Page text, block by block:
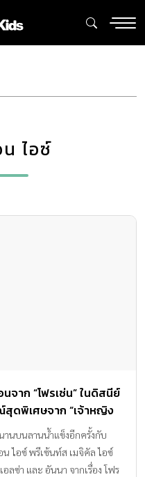
ไอซ์
จาก “โฟรเซ่น” ในดิสนีย์
สุดพิเศษจาก “เจ้าหญิง
นบนลานน้ำแข็งอีกครั้งกับ
ไอซ์ พรีเซ้นท์ส เมจิคัล ไอซ์
ลซ่า และ อันนา จากเรื่อง โฟร